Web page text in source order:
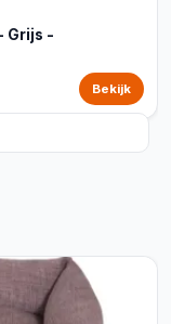
Grijs -
Bekijk